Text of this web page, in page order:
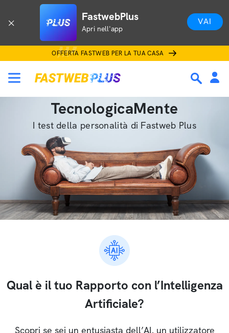
FastwebPlus
Apri nell'app
VAI
OFFERTA FASTWEB PER LA TUA CASA
TecnologicaMente
I test della personalità di Fastweb Plus
Qual è il tuo Rapporto con l’Intelligenza
Artificiale?
Scopri se sei un entusiasta dell’AI, un utilizzatore